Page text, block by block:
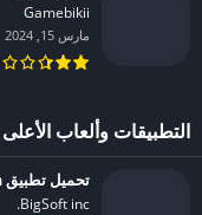
Gamebikii‏
مارس 15, 2024
التطبيقات وألعاب الأعلى
تحميل تطبيق Draw Anime Sketch مهكر للاندرويد 2024
BigSoft inc.‏